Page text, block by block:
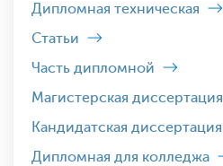
Дипломная техническая
Статьи
Часть дипломной
Магистерская диссертация
Кандидатская диссертация
Дипломная для колледжа